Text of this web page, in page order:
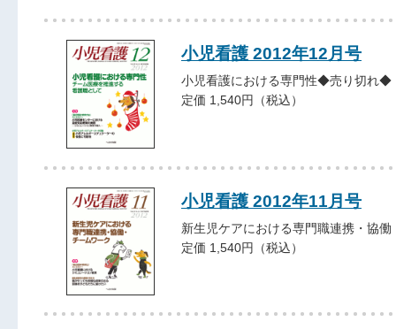
小児看護 2012年12月号
小児看護における専門性◆売り切れ◆
定価 1,540円（税込）
小児看護 2012年11月号
新生児ケアにおける専門職連携・協
定価 1,540円（税込）